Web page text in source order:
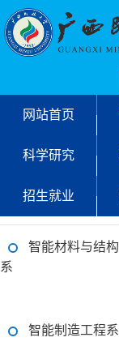
网站首页
科学研究
招生就业
智能材料与结构
系
智能制造工程系